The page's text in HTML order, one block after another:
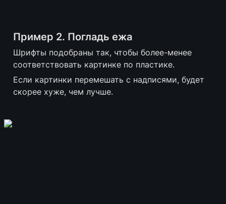
Пример 2. Погладь ежа
Шрифты подобраны так, чтобы более-менее
соответствовать картинке по пластике.
Если картинки перемешать с надписями, будет
скорее хуже, чем лучше.